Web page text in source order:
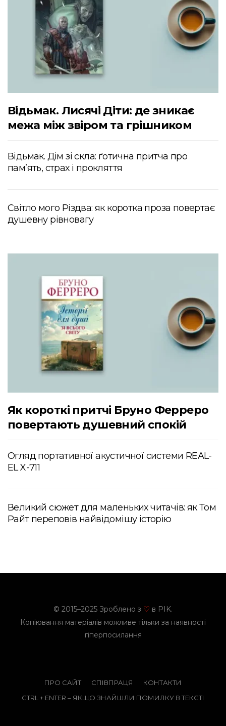
Відьмак. Лисячі Діти: де зникає
межа між звіром та грішником
Відьмак. Дім зі скла: ґотична притча про
пам’ять, страх і прокляття
Світло мого Різдва: як коротка проза повертає
душевну рівновагу
Як короткі притчі Бруно Ферреро
повертають душевний спокій
Огляд портативної акустичної системи REAL-
EL X-711
Великий сюжет для маленьких читачів: як Том
Райт переповів найвідомішу історію
© 2015–2025 Зроблено з ♡ в PIK.
Копіювання матеріалів можливе тільки за наявності
гіперпосилання
ПРО САЙТ СПІВПРАЦЯ
КОНТАКТИ
CTRL + ENTER – ЯКЩО ЗНАЙШЛИ ПОМИЛКУ В ТЕКСТІ